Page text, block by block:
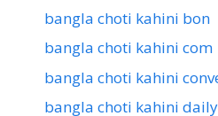
bangla choti kahini bon
bangla choti kahini com
bangla choti kahini
bangla choti kahini